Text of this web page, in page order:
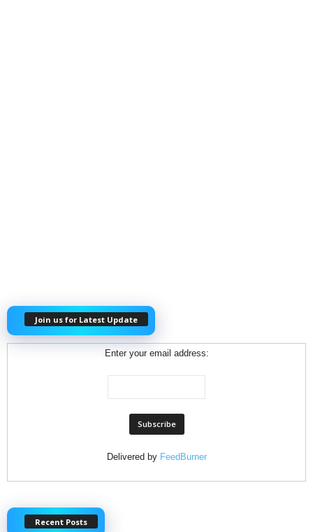
Join us for Latest Update
Enter your email address:
Delivered by FeedBurner
Recent Posts